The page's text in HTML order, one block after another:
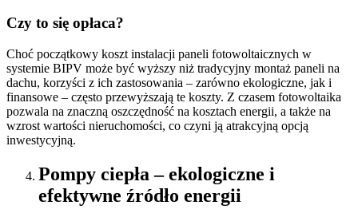
Czy to się opłaca?
Choć początkowy koszt instalacji paneli fotowoltaicznych w
systemie BIPV może być wyższy niż tradycyjny montaż paneli na
dachu, korzyści z ich zastosowania – zarówno ekologiczne, jak i
finansowe – często przewyższają te koszty. Z czasem fotowoltaika
pozwala na znaczną oszczędność na kosztach energii, a także na
wzrost wartości nieruchomości, co czyni ją atrakcyjną opcją
inwestycyjną.
Pompy ciepła – ekologiczne i
efektywne źródło energii